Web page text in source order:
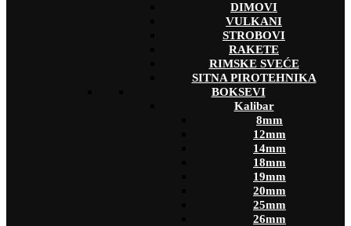
DIMOVI
VULKANI
STROBOVI
RAKETE
RIMSKE SVEĆE
SITNA PIROTEHNIKA
BOKSEVI
Kalibar
8mm
12mm
14mm
18mm
19mm
20mm
25mm
26mm